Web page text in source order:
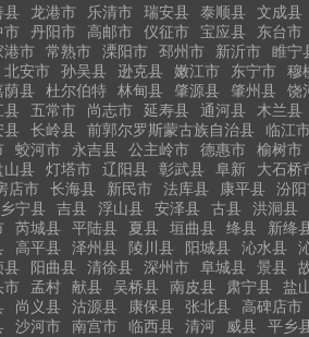
县 龙港市 乐清市 瑞安县 泰顺县 文成县
市 丹阳市 高邮市 仪征市 宝应县 东台市
港市 常熟市 溧阳市 邳州市 新沂市 睢宁
北安市 孙吴县 逊克县 嫩江市 东宁市 穆
荫县 杜尔伯特 林甸县 肇源县 肇州县 饶
县 五常市 尚志市 延寿县 通河县 木兰县
县 长岭县 前郭尔罗斯蒙古族自治县 临江市
蛟河市 永吉县 公主岭市 德惠市 榆树市
山县 灯塔市 辽阳县 彰武县 阜新 大石桥
店市 长海县 新民市 法库县 康平县 汾阳
乡宁县 吉县 浮山县 安泽县 古县 洪洞县
芮城县 平陆县 夏县 垣曲县 绛县 新绛
高平县 泽州县 陵川县 阳城县 沁水县
县 阳曲县 清徐县 深州市 阜城县 景县
市 孟村 献县 吴桥县 南皮县 肃宁县 盐
尚义县 沽源县 康保县 张北县 高碑店市
沙河市 南宫市 临西县 清河 威县 平乡